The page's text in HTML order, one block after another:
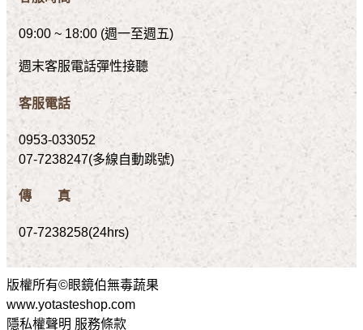
09:00 ~ 18:00 (週一至週五)
週末客服電話彈性接聽
客服電話
0953-033052
07-7238247(多線自動跳號)
傳 真
07-7238258(24hrs)
版權所有©眼鏡伯無毒蔬果
www.yotasteshop.com
隱私權聲明 服務條款